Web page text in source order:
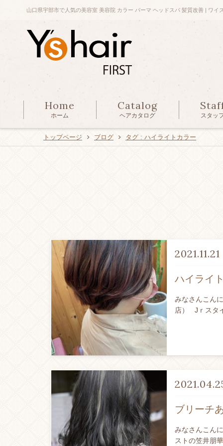
山口県宇部市で人気の美容室 美容院 カラー パーマ ヘッドスパ 髪質改善 | ワイ
ホーム
Home
ヘアカタログ
Catalog
スタッ
トップページ ブログ タグ : ハイライトカラー
ハイライ
2021.11.21
みなさんこん
店） Jｒスタ
ブリーチ
みなさんこん
ストの笠井朋